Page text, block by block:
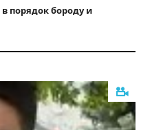
порядок бороду и